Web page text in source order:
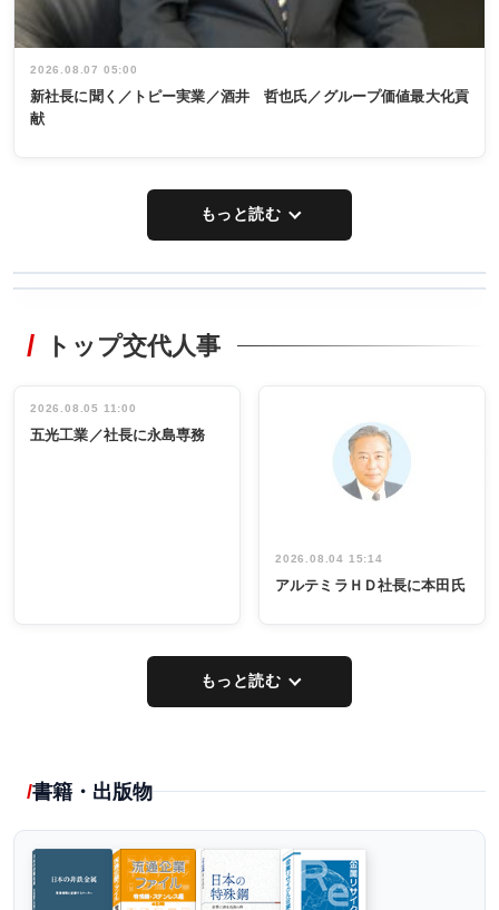
2026.08.07 05:00
新社長に聞く／トピー実業／酒井 哲也氏／グループ価値最大化貢
献
もっと読む
非鉄業界で
インタビュ
ー／社内ア
タックトレー
祝う 業界関
係者ら220人
出席
トップ交代人事
2026.08.05 11:00
五光工業／社長に永島専務
2026.08.04 15:14
アルテミラＨＤ社長に本田氏
もっと読む
書籍・出版物